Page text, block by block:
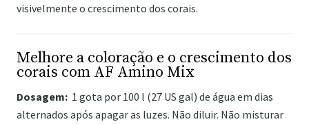
visivelmente o crescimento dos corais.
Melhore a coloração e o crescimento dos
corais com AF Amino Mix
Dosagem: 1 gota por 100 l (27 US gal) de água em dias
alternados após apagar as luzes. Não diluir. Não misturar